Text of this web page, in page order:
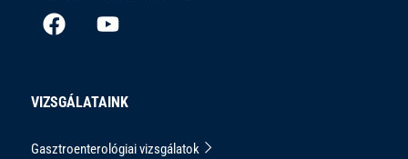
VIZSGÁLATAINK
Gasztroenterológiai vizsgálatok